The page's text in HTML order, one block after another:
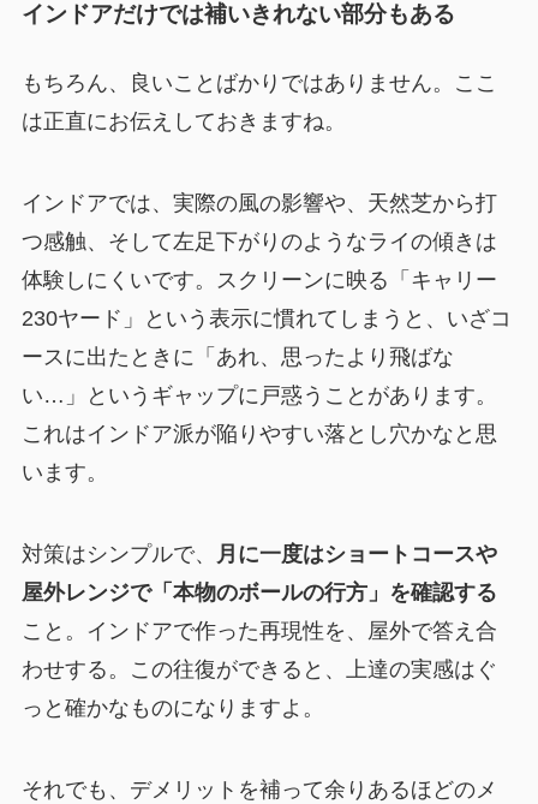
インドアだけでは補いきれない部分もある
もちろん、良いことばかりではありません。ここ
は正直にお伝えしておきますね。
インドアでは、実際の風の影響や、天然芝から打
つ感触、そして左足下がりのようなライの傾きは
体験しにくいです。スクリーンに映る「キャリー
230ヤード」という表示に慣れてしまうと、いざコ
ースに出たときに「あれ、思ったより飛ばな
い…」というギャップに戸惑うことがあります。
これはインドア派が陥りやすい落とし穴かなと思
います。
対策はシンプルで、
月に一度はショートコースや
屋外レンジで「本物のボールの行方」を確認する
こと。インドアで作った再現性を、屋外で答え合
わせする。この往復ができると、上達の実感はぐ
っと確かなものになりますよ。
それでも、デメリットを補って余りあるほどのメ